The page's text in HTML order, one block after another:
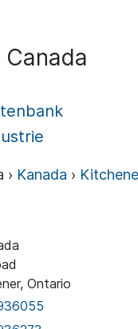
Canada
› Kanada ›
Ontario